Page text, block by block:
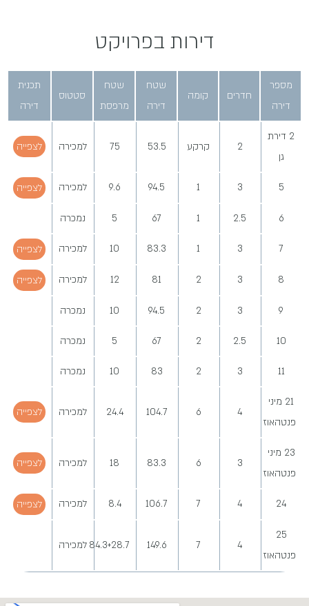
דירות בפרויקט
מספר
דירה
חדרים קומה
שטח
דירה
שטח
מרפסת
סטטוס
תכנית
דירה
2 דירת
גן
2 קרקע 53.5
75 למכירה לצפייה
5
3
1
94.5
9.6 למכירה לצפייה
6
2.5
1
67
5 נמכרה
7
3
1
83.3
10 למכירה לצפייה
8
3
2
81
12 למכירה לצפייה
9
3
2
94.5
10 נמכרה
10
2.5
2
67
5 נמכרה
11
3
2
83
10 נמכרה
21 מיני
פנטהאוז
4
6
104.7
24.4 למכירה לצפייה
23 מיני
פנטהאוז
3
6
83.3
18 למכירה לצפייה
24
4
7
106.7
8.4 למכירה לצפייה
25
פנטהאוז
4
7
149.6
84.3+28.7 למכירה